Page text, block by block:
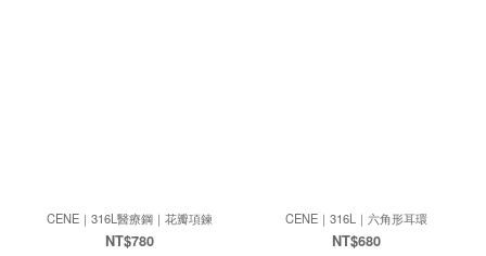
CENE｜316L醫療鋼｜花瓣項鍊
NT$780
CENE｜316L｜六角形耳環
NT$680